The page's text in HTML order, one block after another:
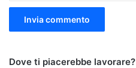
Dove ti piacerebbe lavorare?